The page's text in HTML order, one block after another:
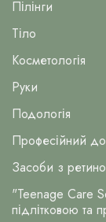
Пілінги
Тіло
Косметологія
Руки
Подологія
Професійний
Засоби з
"Teenage Care
підлітковою та